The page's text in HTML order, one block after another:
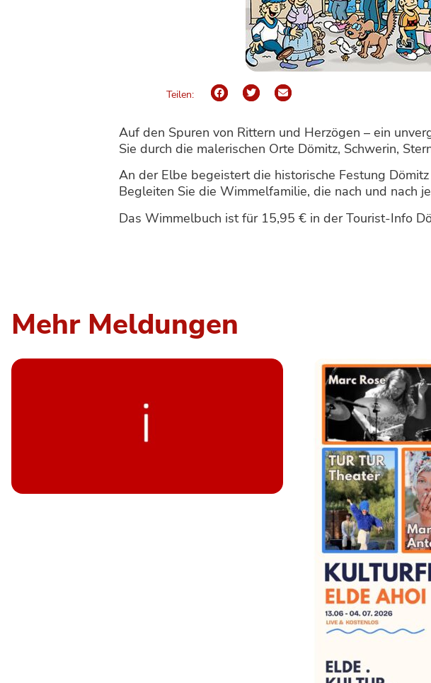
Teilen:
Auf den Spuren von Rittern und Herzögen – ein
Sie durch die malerischen Orte Dömitz, Schwerin,
An der Elbe begeistert die historische Festung
Begleiten Sie die Wimmelfamilie, die nach und nach
Das Wimmelbuch ist für 15,95 € in der Tourist-Info
Mehr Meldungen